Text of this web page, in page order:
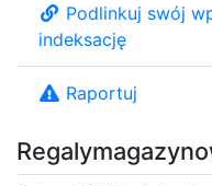
Podlinkuj swój
indeksację
Raportuj